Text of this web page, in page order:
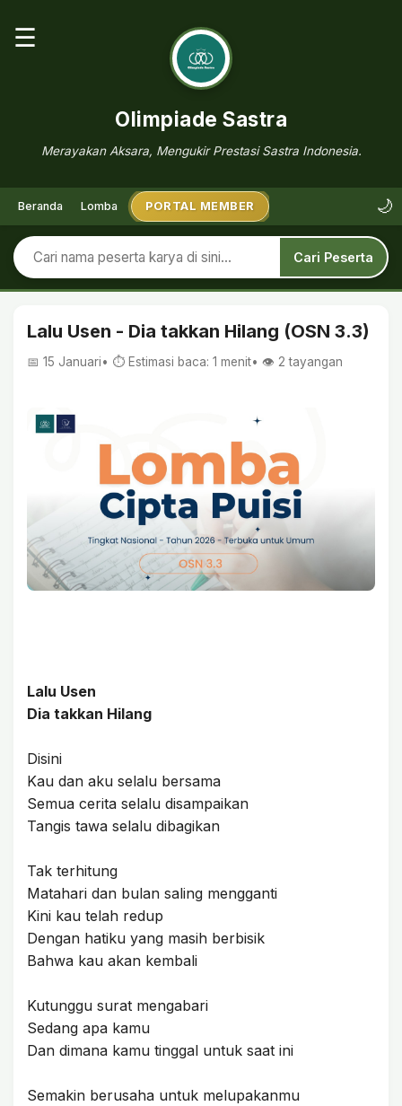
☰
Olimpiade Sastra
Merayakan Aksara, Mengukir Prestasi Sastra Indonesia.
Beranda Lomba PORTAL MEMBER 🌙
Cari Peserta
Lalu Usen - Dia takkan Hilang (OSN 3.3)
📅 15 Januari• ⏱ Estimasi baca: 1 menit• 👁️ 2 tayangan
Lalu Usen
Dia takkan Hilang
Disini
Kau dan aku selalu bersama
Semua cerita selalu disampaikan
Tangis tawa selalu dibagikan
Tak terhitung
Matahari dan bulan saling mengganti
Kini kau telah redup
Dengan hatiku yang masih berbisik
Bahwa kau akan kembali
Kutunggu surat mengabari
Sedang apa kamu
Dan dimana kamu tinggal untuk saat ini
Semakin berusaha untuk melupakanmu